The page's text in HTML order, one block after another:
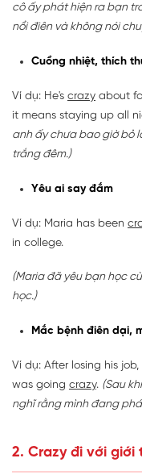
cô ấy phát hiện ra bạn
nổi điên và không nói
Cuồng nhiệt, thích
Ví dụ: He's crazy about
it means staying up all
anh ấy chưa bao giờ bỏ
trắng đêm.)
Yêu ai say đắm
Ví dụ: Maria has been
in college.
(Maria đã yêu bạn học
học.)
Mắc bệnh điên dại,
Ví dụ: After losing his
was going crazy. (Sau
nghĩ rằng mình đang
2. Crazy đi với giới